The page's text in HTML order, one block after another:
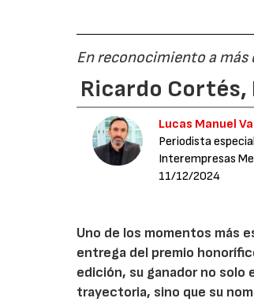
En reconocimiento a
Ricardo
Lucas Manuel
Periodista
Interempresas
11/12/2024
Uno de los momentos más
entrega del premio
edición, su ganador no solo
trayectoria, sino que su